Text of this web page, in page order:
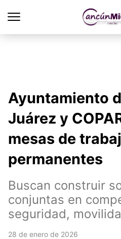
Ayuntamiento
Juárez y
mesas de
permanentes
Buscan construir
conjuntas en
seguridad,
28 de enero de 2026